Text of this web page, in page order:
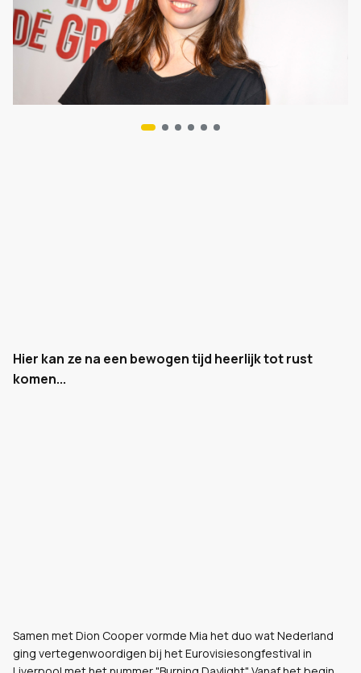
Hier kan ze na een bewogen tijd heerlijk tot rust
komen...
Samen met Dion Cooper vormde Mia het duo wat Nederland
ging vertegenwoordigen bij het Eurovisiesongfestival in